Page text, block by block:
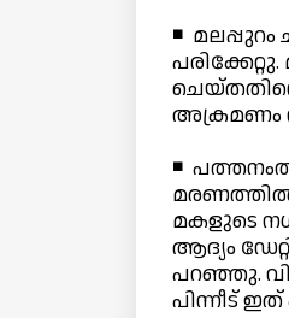
◾
അക്രമണം
◾
മരണത്തില്‍
മകളുടെ
ആദ്യം
പറഞ്ഞു.
പിന്നീട്